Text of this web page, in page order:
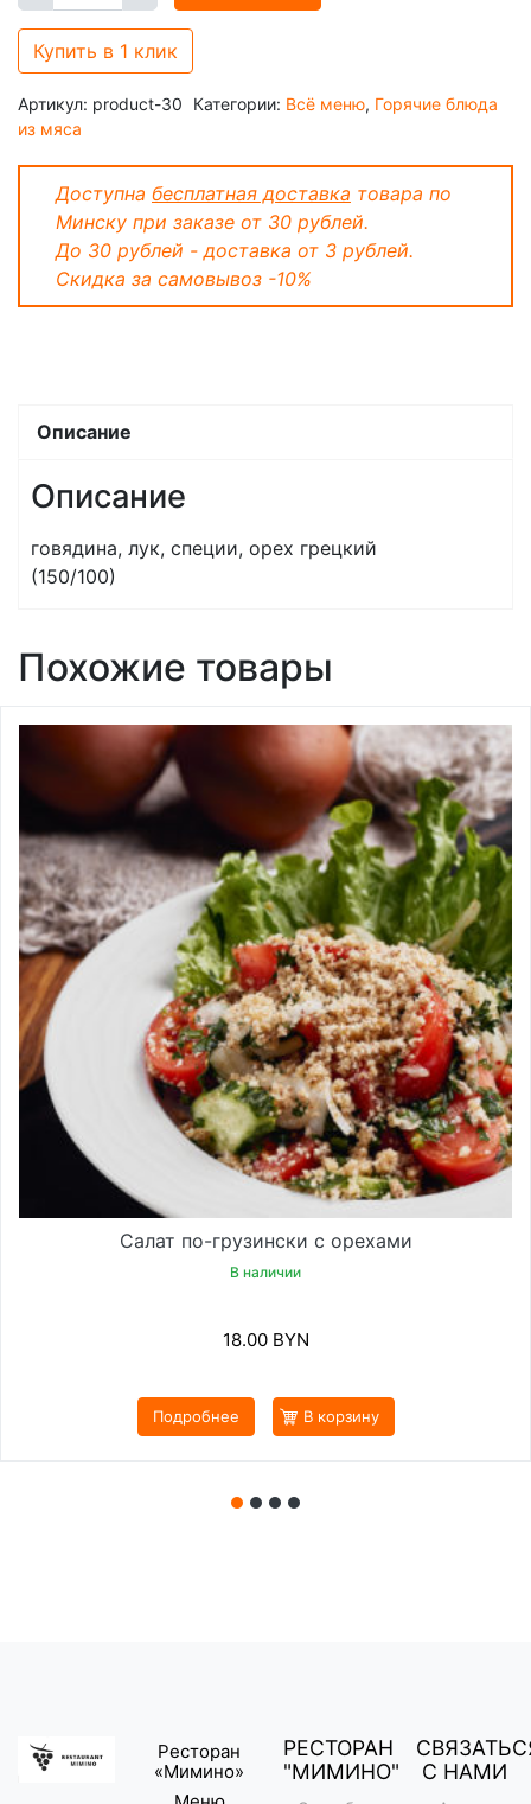
Купить в 1 клик
Артикул: product-30 Категории: Всё меню, Горячие блюда
из мяса
Доступна бесплатная доставка товара по
Минску при заказе от 30 рублей.
До 30 рублей - доставка от 3 рублей.
Скидка за самовывоз -10%
Описание
Описание
говядина, лук, специи, орех грецкий
(150/100)
Похожие товары
Салат по-грузински с орехами
В наличии
18.00 BYN
Подробнее В корзину
Ресторан
«Мимино»
РЕСТОРАН
"МИМИНО"
С НАМИ